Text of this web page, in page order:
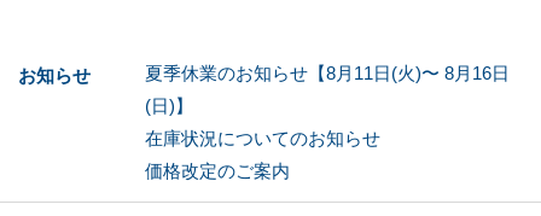
お知らせ
夏季休業のお知らせ【8月11日(火)〜 8月16日
(日)】
在庫状況についてのお知らせ
価格改定のご案内